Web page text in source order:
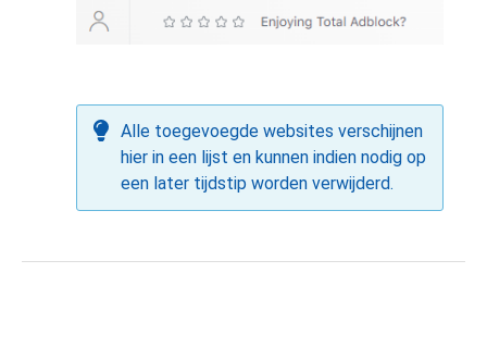
Alle toegevoegde websites verschijnen
hier in een lijst en kunnen indien nodig op
een later tijdstip worden verwijderd.